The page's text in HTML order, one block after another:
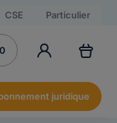
CSE Particulier
juridique